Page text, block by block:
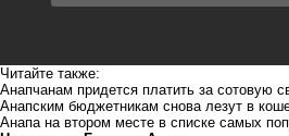
Читайте также:
Анапчанам придется платить за сотовую
Анапским бюджетникам снова лезут в
Анапа на втором месте в списке самых